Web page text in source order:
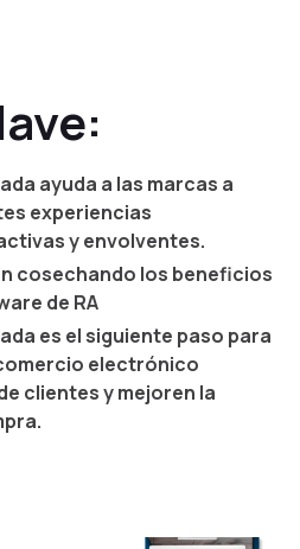
ayuda a las marcas a
experiencias
y envolventes.
cosechando los beneficios
de RA
es el siguiente paso para
electrónico
clientes y mejoren la